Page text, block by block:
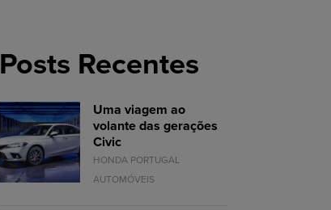
Posts Recentes
Uma viagem ao
volante das gerações
Civic
HONDA PORTUGAL
AUTOMÓVEIS